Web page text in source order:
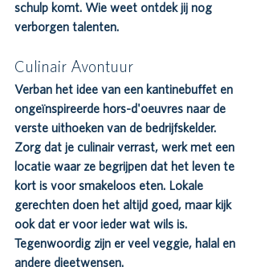
schulp komt. Wie weet ontdek jij nog
verborgen talenten.
Culinair Avontuur
Verban het idee van een kantinebuffet en
ongeïnspireerde hors-d'oeuvres naar de
verste uithoeken van de bedrijfskelder.
Zorg dat je culinair verrast, werk met een
locatie waar ze begrijpen dat het leven te
kort is voor smakeloos eten. Lokale
gerechten doen het altijd goed, maar kijk
ook dat er voor ieder wat wils is.
Tegenwoordig zijn er veel veggie, halal en
andere dieetwensen.